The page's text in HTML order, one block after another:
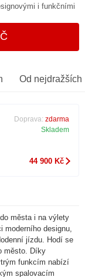
i funkčními
Od nejdražších
Doprava: zdarma
Skladem
44 900 Kč
města i na výlety
moderního designu,
jízdu. Hodí se
město. Díky
funkcím nabízí
spalovacím